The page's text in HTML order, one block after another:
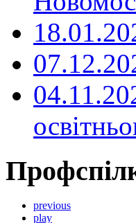
previous
play